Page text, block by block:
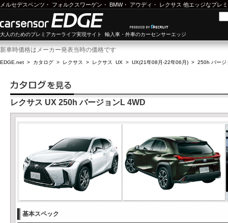
メルセデスベンツ ・ フォルクスワーゲン ・ BMW・ アウディ ・ レクサス 他エッジなプレ
大人のためのプレミアカーライフ実現サイト 輸入車・外車のカーセンサーエッジ
新車時価格はメーカー発表当時の価格です
EDGE.net > カタログ > レクサス > レクサス UX > UX(21年08月-22年06月) > 250h バージ
レクサス UX 250h バージョンL 4WD
基本スペック